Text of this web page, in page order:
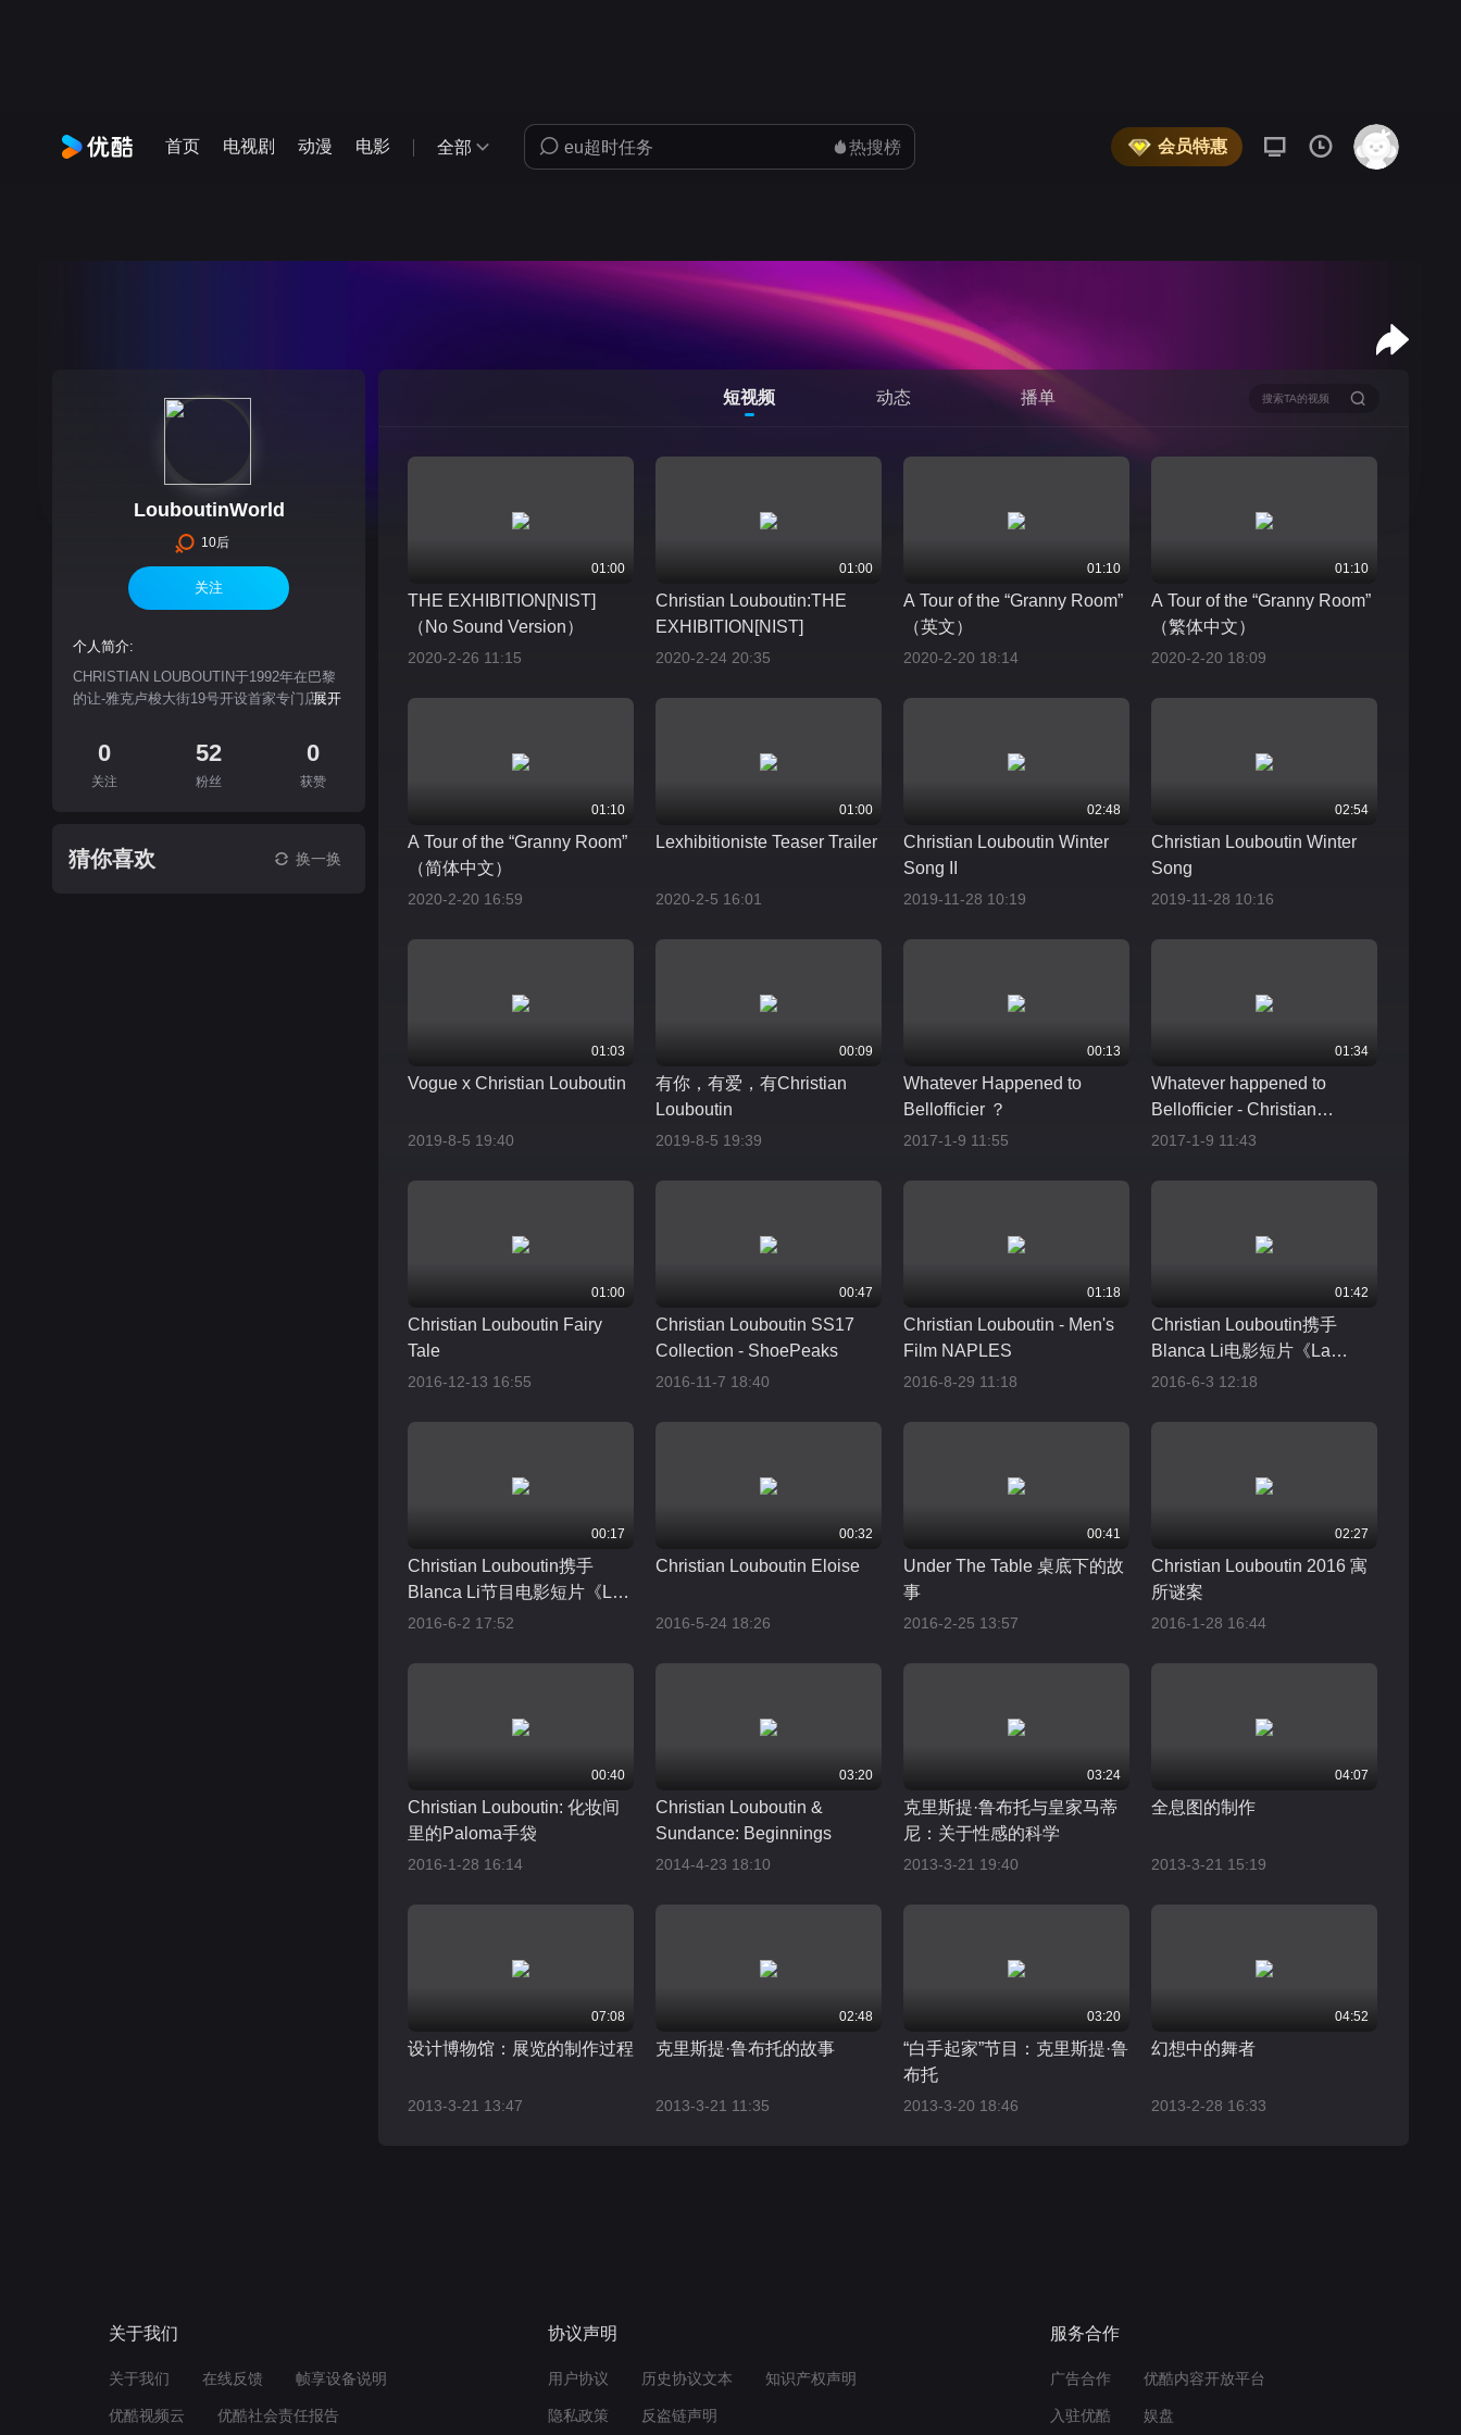
首页 电视剧 动漫 电影 全部 热搜榜 会员特惠
LouboutinWorld
10后
关注
个人简介:
CHRISTIAN LOUBOUTIN于1992年在巴黎
的让-雅克卢梭大街19号开设首家专门店...
展开
0
关注
52
粉丝
0
获赞
猜你喜欢 换一换
短视频 动态 播单
01:00
THE EXHIBITION[NIST]
（No Sound Version）
2020-2-26 11:15
01:00
Christian Louboutin:THE
EXHIBITION[NIST]
2020-2-24 20:35
01:10
A Tour of the “Granny Room”
（英文）
2020-2-20 18:14
01:10
A Tour of the “Granny Room”
（繁体中文）
2020-2-20 18:09
01:10
A Tour of the “Granny Room”
（简体中文）
2020-2-20 16:59
01:00
Lexhibitioniste Teaser Trailer
2020-2-5 16:01
02:48
Christian Louboutin Winter
Song II
2019-11-28 10:19
02:54
Christian Louboutin Winter
Song
2019-11-28 10:16
01:03
Vogue x Christian Louboutin
2019-8-5 19:40
00:09
有你，有爱，有Christian
Louboutin
2019-8-5 19:39
00:13
Whatever Happened to
Bellofficier ？
2017-1-9 11:55
01:34
Whatever happened to
Bellofficier - Christian
Louboutin 2017春夏
2017-1-9 11:43
01:00
Christian Louboutin Fairy
Tale
2016-12-13 16:55
00:47
Christian Louboutin SS17
Collection - ShoePeaks
2016-11-7 18:40
01:18
Christian Louboutin - Men's
Film NAPLES
2016-8-29 11:18
01:42
Christian Louboutin携手
Blanca Li电影短片《La
Répétition》
2016-6-3 12:18
00:17
Christian Louboutin携手
Blanca Li节目电影短片《La
Répétition》
2016-6-2 17:52
00:32
Christian Louboutin Eloise
2016-5-24 18:26
00:41
Under The Table 桌底下的故
事
2016-2-25 13:57
02:27
Christian Louboutin 2016 寓
所谜案
2016-1-28 16:44
00:40
Christian Louboutin: 化妆间
里的Paloma手袋
2016-1-28 16:14
03:20
Christian Louboutin &
Sundance: Beginnings
2014-4-23 18:10
03:24
克里斯提·鲁布托与皇家马蒂
尼：关于性感的科学
2013-3-21 19:40
04:07
全息图的制作
2013-3-21 15:19
07:08
设计博物馆：展览的制作过程
2013-3-21 13:47
02:48
克里斯提·鲁布托的故事
2013-3-21 11:35
03:20
“白手起家”节目：克里斯提·鲁
布托
2013-3-20 18:46
04:52
幻想中的舞者
2013-2-28 16:33
关于我们
关于我们 在线反馈 帧享设备说明
优酷视频云 优酷社会责任报告
协议声明
用户协议 历史协议文本 知识产权声明
隐私政策 反盗链声明
服务合作
广告合作 优酷内容开放平台
入驻优酷 娱盘